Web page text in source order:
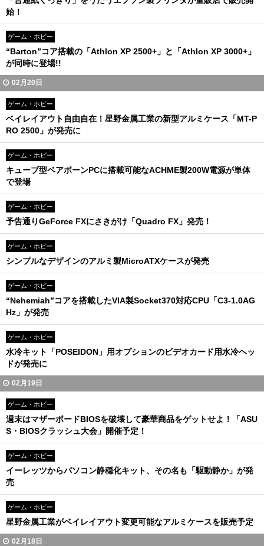
始！
ゲーム・ホビー
“Barton”コア搭載の「Athlon XP 2500+」と「Athlon XP 3000+」
が同時に登場!!
02月20日
ゲーム・ホビー
ベイレイアウト自由自在！星野金属工業の新型アルミケース「MT-P
RO 2500」が発売に
ゲーム・ホビー
キューブ型ベアボーンPCに搭載可能なACHME製200W電源が単体
で登場
ゲーム・ホビー
予告通りGeForce FXにさきがけ「Quadro FX」発売！
ゲーム・ホビー
シンプルなデザインのアルミ製MicroATXケースが発売
ゲーム・ホビー
“Nehemiah”コアを搭載したVIA製Socket370対応CPU「C3-1.0AG
Hz」が発売
ゲーム・ホビー
水冷キット「POSEIDON」用オプションのビデオカード用水冷ヘッ
ドが発売に
02月19日
ゲーム・ホビー
週末はマザーボードBIOSを破壊して豪華商品をゲットせよ！「ASU
S・BIOSクラッシュ大会」開催予定！
ゲーム・ホビー
イーレッツからパソコン静穏化キット、その名も「駆動静か」が発
売
ゲーム・ホビー
星野金属工業がベイレイアウト変更可能なアルミケースを販売予定
02月18日